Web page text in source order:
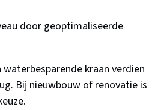
door geoptimaliseerde
waterbesparende kraan verdien
Bij nieuwbouw of renovatie is